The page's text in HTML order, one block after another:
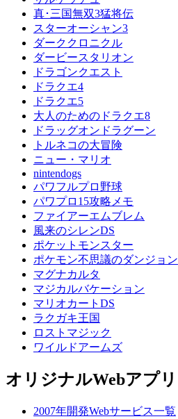
真･三国無双3猛将伝
スターオーシャン3
ダーククロニクル
ダービースタリオン
ドラゴンクエスト
ドラクエ4
ドラクエ5
大人のためのドラクエ8
ドラッグオンドラグーン
トルネコの大冒険
ニュー・マリオ
nintendogs
パワフルプロ野球
パワプロ15攻略メモ
ファイアーエムブレム
風来のシレンDS
ポケットモンスター
ポケモン不思議のダンジョン
マグナカルタ
マジカルバケーション
マリオカートDS
ラクガキ王国
ロストマジック
ワイルドアームズ
オリジナルWebアプリ
2007年開発Webサービス一覧